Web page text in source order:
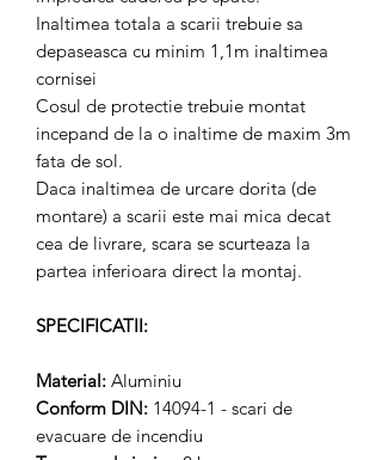
Inaltimea totala a scarii trebuie sa
depaseasca cu minim 1,1m inaltimea
cornisei
Cosul de protectie trebuie montat
incepand de la o inaltime de maxim 3m
fata de sol.
Daca inaltimea de urcare dorita (de
montare) a scarii este mai mica decat
cea de livrare, scara se scurteaza la
partea inferioara direct la montaj.
SPECIFICATII:
Material: Aluminiu
Conform DIN: 14094-1 - scari de
evacuare de incendiu